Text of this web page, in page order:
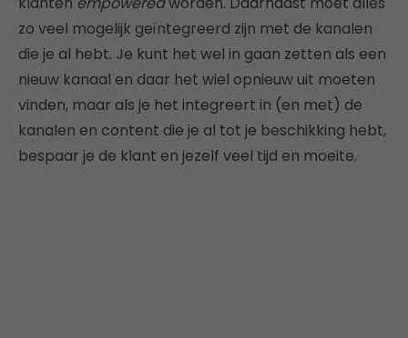
zo veel mogelijk geïntegreerd zijn met de kanalen
die je al hebt. Je kunt het wel in gaan zetten als een
nieuw kanaal en daar het wiel opnieuw uit moeten
vinden, maar als je het integreert in (en met) de
kanalen en content die je al tot je beschikking hebt,
bespaar je de klant en jezelf veel tijd en moeite.